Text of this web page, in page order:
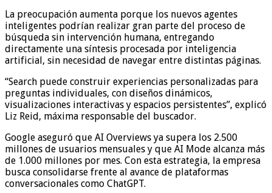
La preocupación aumenta porque los nuevos agentes
inteligentes podrían realizar gran parte del proceso de
búsqueda sin intervención humana, entregando
directamente una síntesis procesada por inteligencia
artificial, sin necesidad de navegar entre distintas páginas.
“Search puede construir experiencias personalizadas para
preguntas individuales, con diseños dinámicos,
visualizaciones interactivas y espacios persistentes”, explicó
Liz Reid, máxima responsable del buscador.
Google aseguró que AI Overviews ya supera los 2.500
millones de usuarios mensuales y que AI Mode alcanza más
de 1.000 millones por mes. Con esta estrategia, la empresa
busca consolidarse frente al avance de plataformas
conversacionales como ChatGPT.